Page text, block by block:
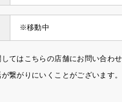
※移動中
てはこちらの店舗にお問い合わ
繋がりにいくことがございます。